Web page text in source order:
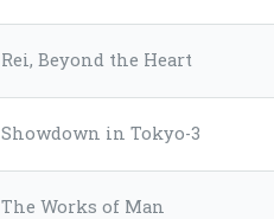
Rei, Beyond the Heart
Showdown in Tokyo-3
The Works of Man